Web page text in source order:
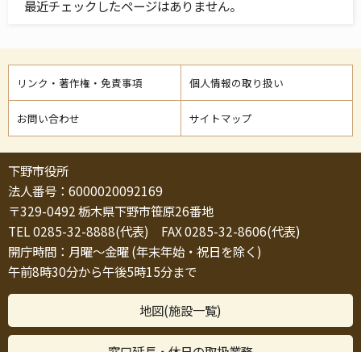
最近チェックしたページはありません。
リンク・著作権・免責事項 個人情報の取り扱い
お問い合わせ サイトマップ
下野市役所
法人番号：6000020092169
〒329-0492 栃木県下野市笹原26番地
TEL 0285-32-8888(代表) FAX 0285-32-8606(代表)
開庁時間：月曜～金曜 (年末年始・祝日を除く)
午前8時30分から午後5時15分まで
地図(施設一覧)